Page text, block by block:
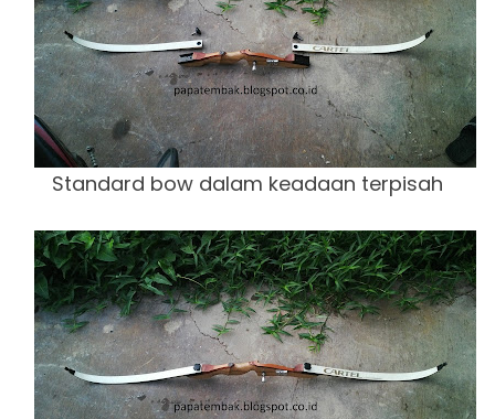
Standard bow dalam keadaan terpisah